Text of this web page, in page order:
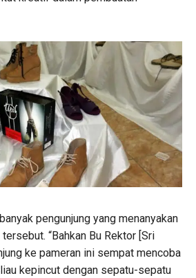
pengunjung yang menanyakan
“Bahkan Bu Rektor [Sri
ke pameran ini sempat mencoba
kepincut dengan sepatu-sepatu